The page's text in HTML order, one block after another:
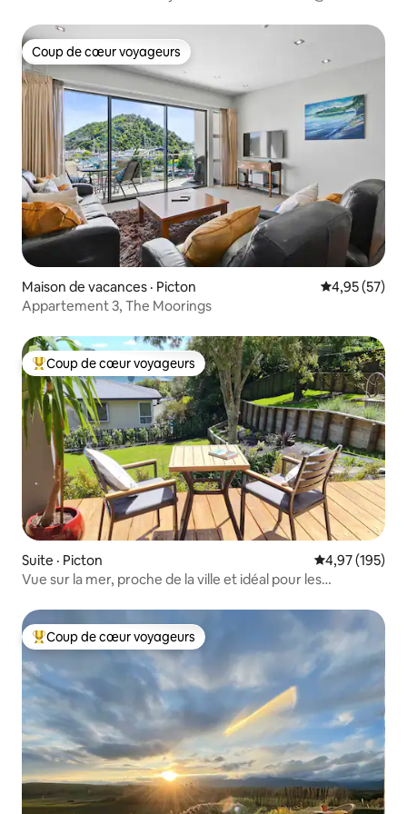
Coup de cœur voyageurs
Coup de cœur voyageurs
Maison de vacances · Picton Note
4,95 (57)
Appartement 3, The Moorings
Coup de cœur voyageurs parmi les plus aimés
Coup de cœur voyageurs
Suite · Picton Note
4,97 (195)
Vue sur la mer, proche de la ville et idéal pour les
Coup de cœur voyageurs parmi les plus aimés
Coup de cœur voyageurs